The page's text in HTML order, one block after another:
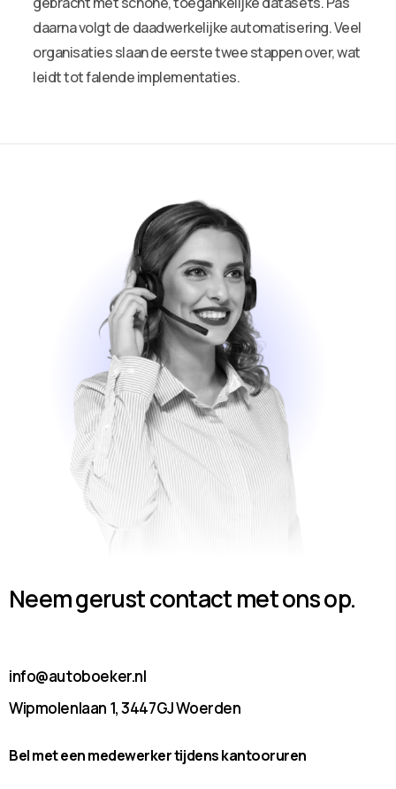
daarna volgt de daadwerkelijke automatisering. Veel
organisaties slaan de eerste twee stappen over, wat
leidt tot falende implementaties.
Neem gerust contact met ons op.
info@autoboeker.nl
Wipmolenlaan 1, 3447GJ Woerden
Bel met een medewerker tijdens kantooruren